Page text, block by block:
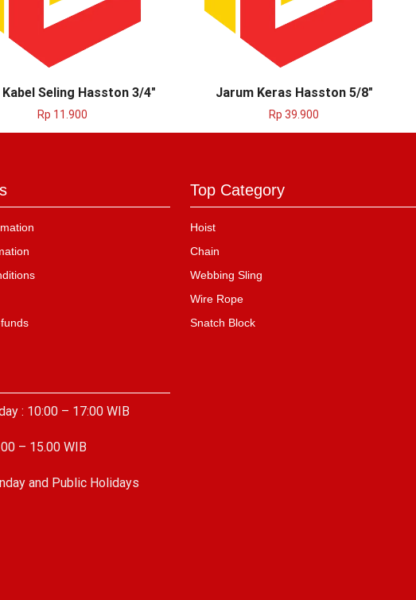
Seling Hasston 3/4″
Rp 11.900
Jarum Keras Hasston 5/8″
Rp 39.900
: 10:00 – 17:00 WIB
– 15.00 WIB
and Public Holidays
Top Category
Hoist
Chain
Webbing Sling
Wire Rope
Snatch Block